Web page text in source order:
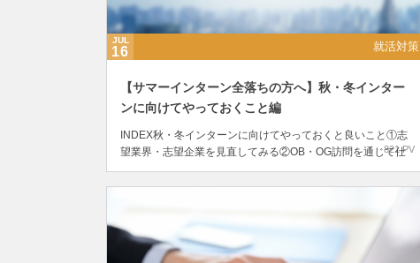
JUL
16 就活対策
【サマーインターン全落ちの方へ】秋・冬インター
ンに向けてやっておくこと編
INDEX秋・冬インターンに向けてやっておくと良いこと①志
望業界・志望企業を見直してみる②OB・OG訪問を通じて仕
事理解を深める③有給インターンなどで社会人慣れする選考
に落ちて自信を無くした時のアドバイス秋・冬インターン...
821 PV